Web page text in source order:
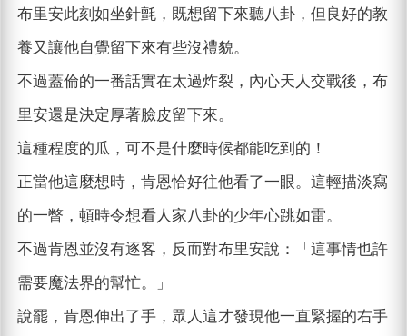
布里安此刻如坐針氈，既想留下來聽八卦，但良好的教
養又讓他自覺留下來有些沒禮貌。
不過蓋倫的一番話實在太過炸裂，內心天人交戰後，布
里安還是決定厚著臉皮留下來。
這種程度的瓜，可不是什麼時候都能吃到的！
正當他這麼想時，肯恩恰好往他看了一眼。這輕描淡寫
的一瞥，頓時令想看人家八卦的少年心跳如雷。
不過肯恩並沒有逐客，反而對布里安說：「這事情也許
需要魔法界的幫忙。」
說罷，肯恩伸出了手，眾人這才發現他一直緊握的右手